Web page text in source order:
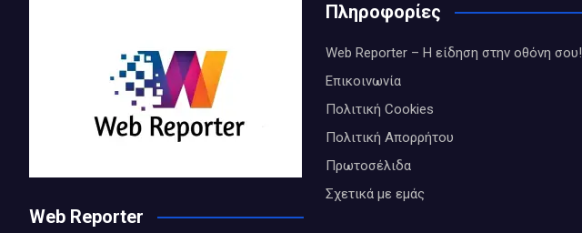
Web Reporter
Πληροφορίες
Web Reporter – Η είδηση στην οθόνη σου!
Επικοινωνία
Πολιτική Cookies
Πολιτική Απορρήτου
Πρωτοσέλιδα
Σχετικά με εμάς